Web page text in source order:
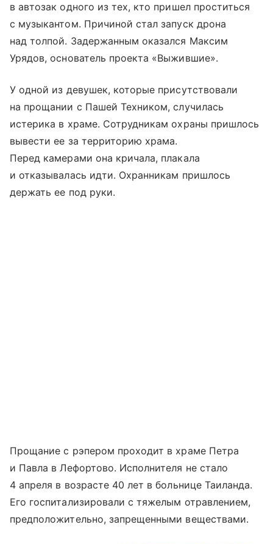
в автозак одного из тех, кто пришел проститься
с музыкантом. Причиной стал запуск дрона
над толпой. Задержанным оказался Максим
Урядов, основатель проекта «Выжившие».
У одной из девушек, которые присутствовали
на прощании с Пашей Техником, случилась
истерика в храме. Сотрудникам охраны пришлось
вывести ее за территорию храма.
Перед камерами она кричала, плакала
и отказывалась идти. Охранникам пришлось
держать ее под руки.
Прощание с рэпером проходит в храме Петра
и Павла в Лефортово. Исполнителя не стало
4 апреля в возрасте 40 лет в больнице Таиланда.
Его госпитализировали с тяжелым отравлением,
предположительно, запрещенными веществами.